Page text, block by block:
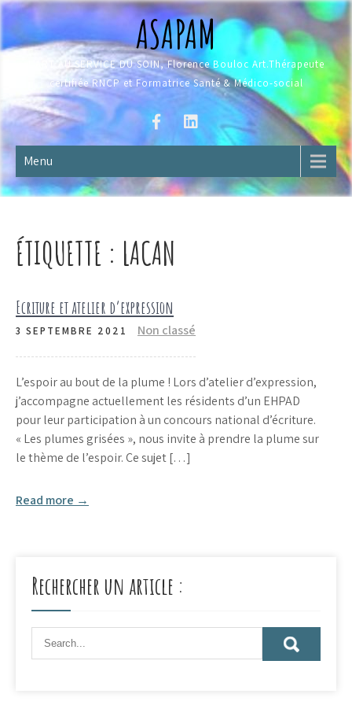
Skip
content
ASAPAM
L'ART AU SERVICE DU SOIN, Florence Bouloc Art.Thérapeute
certifiée RNCP et Formatrice Santé & Médico-social
Menu
ÉTIQUETTE : LACAN
Ecriture et atelier d’expression
3 SEPTEMBRE 2021 Non classé
L’espoir au bout de la plume ! Lors d’atelier d’expression,
j’accompagne actuellement les résidents d’un EHPAD
pour leur participation à un concours national d’écriture.
« Les plumes grisées », nous invite à prendre la plume sur
le thème de l’espoir. Ce sujet […]
Read more →
Rechercher un article :